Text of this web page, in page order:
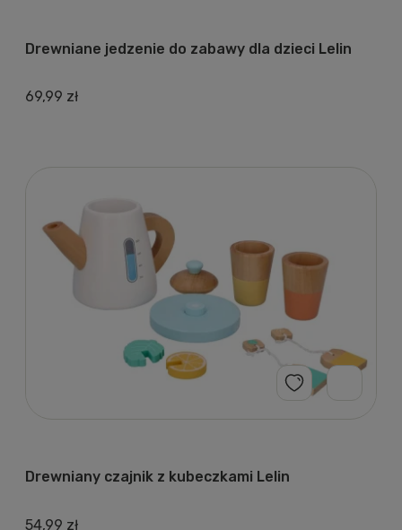
Drewniane jedzenie do zabawy dla dzieci Lelin
69,99 zł
Drewniany czajnik z kubeczkami Lelin
54,99 zł